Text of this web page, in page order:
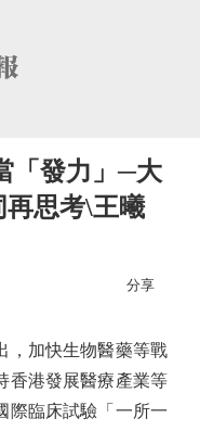
「發力」─大
思考\王曦
分享
加快生物醫藥等戰
香港發展醫療產業等
際臨床試驗「一所一